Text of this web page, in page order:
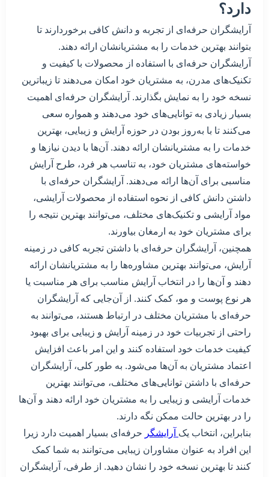
دارد؟
آرایشگران حرفه‌ای از تجربه و دانش کافی برخوردارند تا
بتوانند بهترین خدمات را به مشتریانشان ارائه دهند.
آرایشگران حرفه‌ای با استفاده از محصولات با کیفیت و
تکنیک‌های مدرن، به مشتریان خود امکان می‌دهند تا زیباترین
نسخه خود را به نمایش بگذارند. آرایشگران حرفه‌ای اهمیت
بسیار زیادی به توانایی‌های خود می‌دهند و همواره سعی
می‌کنند تا با به‌روز بودن در حوزه آرایش و زیبایی، بهترین
خدمات را به مشتریانشان ارائه دهند. آن‌ها با دیدن نیازها و
خواسته‌های مشتریان خود، به تناسب هر فرد، طرح آرایش
مناسبی برای آن‌ها ارائه می‌دهند. آرایشگران حرفه‌ای با
داشتن دانش کافی از نحوه استفاده از محصولات آرایشی،
مواد آرایشی و تکنیک‌های مختلف، می‌توانند بهترین نتیجه را
برای مشتریان خود به ارمغان بیاورند.
همچنین، آرایشگران حرفه‌ای با داشتن تجربه کافی در زمینه
آرایش، می‌توانند بهترین مشاوره‌ها را به مشتریانشان ارائه
دهند و آن‌ها را در انتخاب آرایش مناسب برای هر مناسبت یا
هر نوع پوست و مو، کمک کنند. از آن‌جایی که آرایشگران
حرفه‌ای با مشتریان مختلف در ارتباط هستند، می‌توانند به
راحتی از تجربیات خود در زمینه آرایش و زیبایی برای بهبود
کیفیت خدمات خود استفاده کنند و این امر باعث افزایش
اعتماد مشتریان به آن‌ها می‌شود. به طور کلی، آرایشگران
حرفه‌ای با داشتن توانایی‌های مختلف، می‌توانند بهترین
خدمات آرایشی و زیبایی را به مشتریان خود ارائه دهند و آن‌ها
را در بهترین حالت ممکن نگه دارند.
بنابراین، انتخاب یک آرایشگر حرفه‌ای بسیار اهمیت دارد زیرا
این افراد به عنوان مشاوران زیبایی می‌توانند به شما کمک
کنند تا بهترین نسخه خود را نشان دهید. از طرفی، آرایشگران